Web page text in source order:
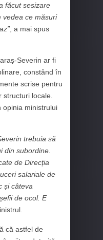
făcut sesizare
vedea ce măsuri
, a mai spus
Severin ar fi
constând în
scrise pentru
locale.
opinia ministrului
trebuia să
din subordine.
de Direcția
salariale de
și câteva
de ocol. E
că astfel de